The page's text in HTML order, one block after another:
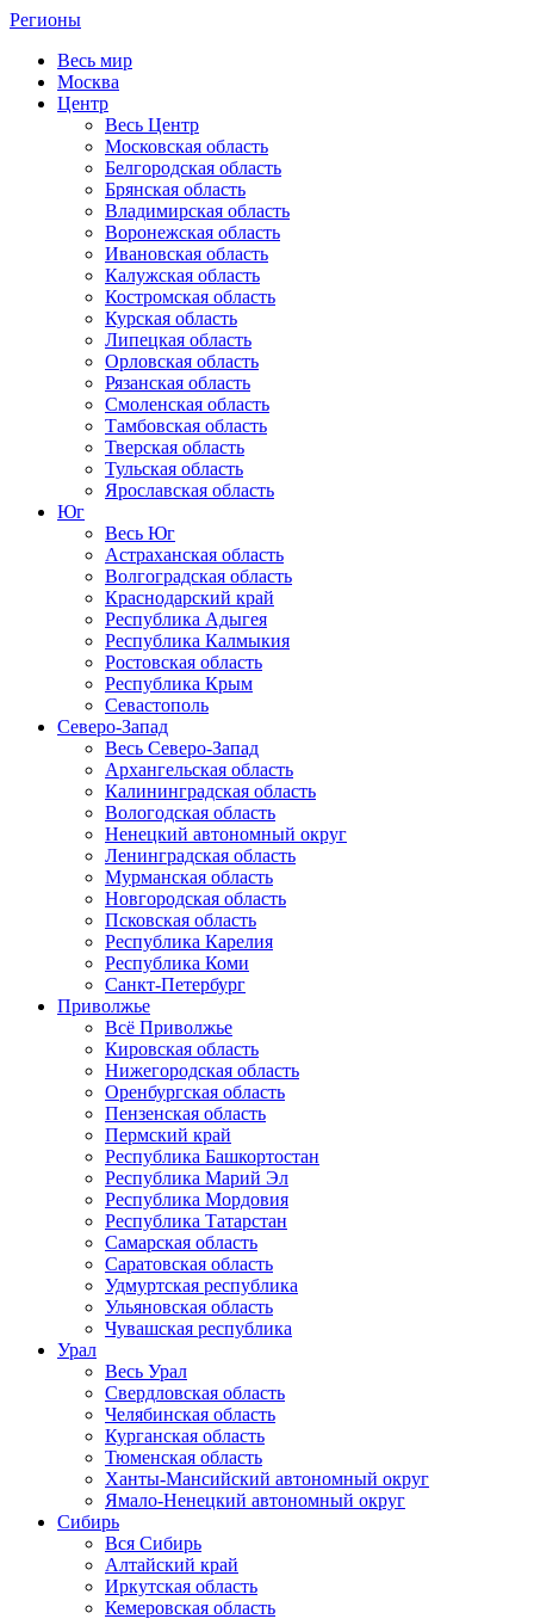
Регионы
Весь мир
Москва
Центр
Весь Центр
Московская область
Белгородская область
Брянская область
Владимирская область
Воронежская область
Ивановская область
Калужская область
Костромская область
Курская область
Липецкая область
Орловская область
Рязанская область
Смоленская область
Тамбовская область
Тверская область
Тульская область
Ярославская область
Юг
Весь Юг
Астраханская область
Волгоградская область
Краснодарский край
Республика Адыгея
Республика Калмыкия
Ростовская область
Республика Крым
Севастополь
Северо-Запад
Весь Северо-Запад
Архангельская область
Калининградская область
Вологодская область
Ненецкий автономный округ
Ленинградская область
Мурманская область
Новгородская область
Псковская область
Республика Карелия
Республика Коми
Санкт-Петербург
Приволжье
Всё Приволжье
Кировская область
Нижегородская область
Оренбургская область
Пензенская область
Пермский край
Республика Башкортостан
Республика Марий Эл
Республика Мордовия
Республика Татарстан
Самарская область
Саратовская область
Удмуртская республика
Ульяновская область
Чувашская республика
Урал
Весь Урал
Свердловская область
Челябинская область
Курганская область
Тюменская область
Ханты-Мансийский автономный округ
Ямало-Ненецкий автономный округ
Сибирь
Вся Сибирь
Алтайский край
Иркутская область
Кемеровская область